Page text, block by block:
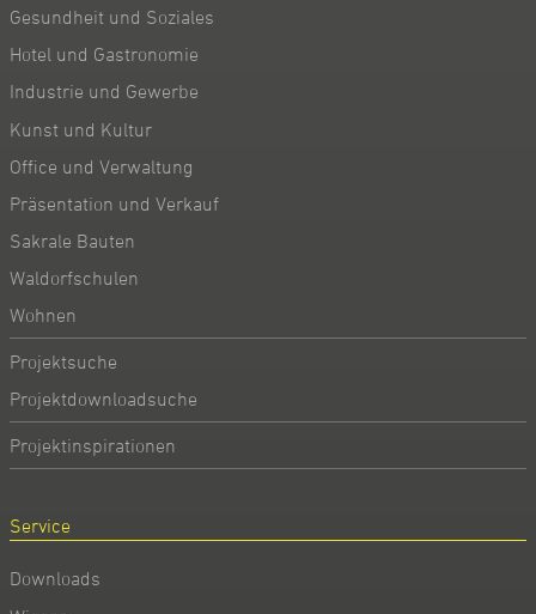
Gesundheit und Soziales
Hotel und Gastronomie
Industrie und Gewerbe
Kunst und Kultur
Office und Verwaltung
Präsentation und Verkauf
Sakrale Bauten
Waldorfschulen
Wohnen
Projektsuche
Projektdownloadsuche
Projektinspirationen
Service
Downloads